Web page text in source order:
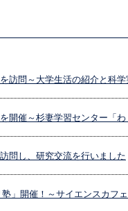
訪問～大学生活の紹介と科
開催～杉妻学習センター「
問し、研究交流を行いました
」開催！～サイエンスカフ